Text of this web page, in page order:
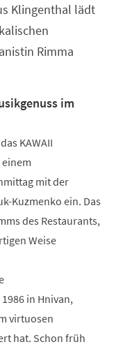
Klingenthal lädt
Rimma
im
KAWAII
mit der
Kuzmenko ein. Das
des Restaurants,
Weise
in Hnivan,
virtuosen
hat. Schon früh